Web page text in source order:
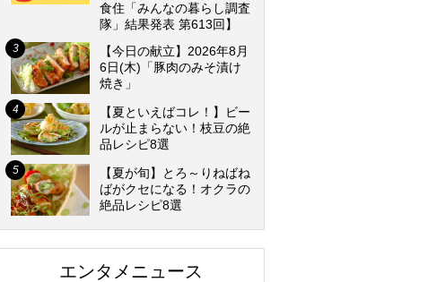
食住「みんなの暮らし調査
隊」結果発表 第613回】
【今日の献立】2026年8月
6日(木)「豚肉のみそ漬け
焼き」
【夏といえばコレ！】ビー
ルが止まらない！枝豆の絶
品レシピ8選
【夏が旬】とろ～りねばね
ばがクセになる！オクラの
絶品レシピ8選
エンタメニュース